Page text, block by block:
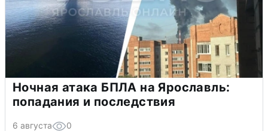
Ночная атака БПЛА на Ярославль:
попадания и последствия
6 августа 0